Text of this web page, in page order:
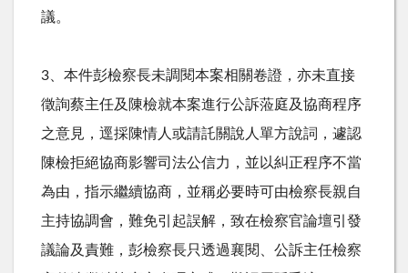
議。
3、本件彭檢察長未調閱本案相關卷證，亦未直接
徵詢蔡主任及陳檢就本案進行公訴蒞庭及協商程序
之意見，逕採陳情人或請託關說人單方說詞，遽認
陳檢拒絕協商影響司法公信力，並以糾正程序不當
為由，指示繼續協商，並稱必要時可由檢察長親自
主持協調會，難免引起誤解，致在檢察官論壇引發
議論及責難，彭檢察長只透過襄閱、公訴主任檢察